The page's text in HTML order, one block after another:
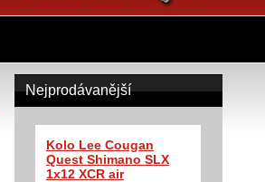
Nejprodávanější
Kolo Lee Cougan
Quest Shimano SLX
1x12 XCR air